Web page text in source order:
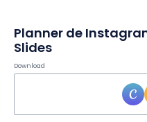
Planner de
Slides
Download